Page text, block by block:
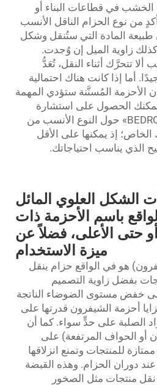
في قطاعات البناء أو
من نوع الحزام الناقل الأنسب
طبيعة المادة التي ستُنقل وشكل
زاوية الميل إن وُجدت.
ألا تتحرَّك أثناء النقل، تُعَدُّ
أما إذا كانت هناك احتمالية
الأحزمة المُسنَّنة ستؤدي المهمة
الحصول على استشارة
احترافية من شركة «BEDROCK» حول النوع الأنسب من
الخاص؛ إذ يمكنها على الأقل
الذي يناسب احتياجاتك.
الشكل العلوي المائل
باسم الأحزمة ذات
أو حتى الأعلى، فضلاً عن
ميزة الاستخدام
هو في الواقع حزام ينقل
بفضل زاوية التصميم
خفض مستوى الضوضاء الناتجة
أحزمة الشيفرون قدرتها على
الصلبة على حدٍّ سواء. كما أن
أو الحواف المرتفعة) على
للمنتجات وتمنع انزلاقها
دوران الحزام. وهذه القبضة
منتجات مثل الصخور